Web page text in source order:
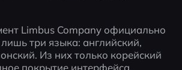
Limbus Company официально
три языка: английский,
Из них только корейский
покрытие интерфейса,